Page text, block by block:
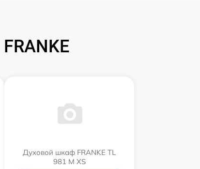
Духовой шкаф FRANKE TL
981 M XS